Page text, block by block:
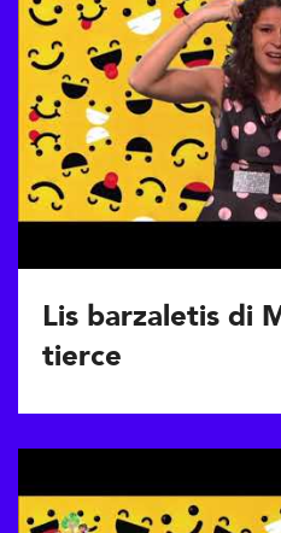
Lis barzaletis di
tierce